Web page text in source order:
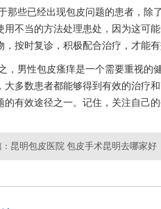
那些已经出现包皮问题的患者，除
用不当的方法处理患处，因为这可
，按时复诊，积极配合治疗，才能有
，男性包皮瘙痒是一个需要重视的
大多数患者都能够得到有效的治疗
的有效途径之一。记住，关注自己
昆明包皮医院 包皮手术昆明去哪家好